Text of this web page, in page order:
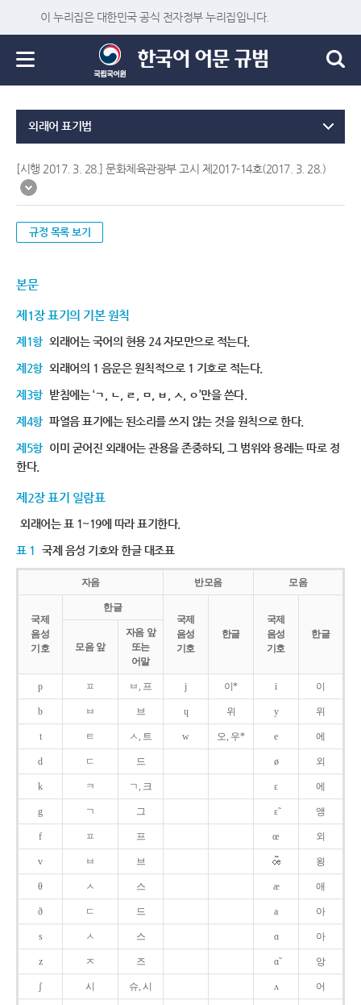
이 누리집은 대한민국 공식 전자정부 누리집입니다.
외래어 표기법
[시행 2017. 3. 28.] 문화체육관광부 고시 제2017-14호(2017. 3. 28.)
규정 목록 보기
본문
제1장 표기의 기본 원칙
제1항 외래어는 국어의 현용 24 자모만으로 적는다.
제2항 외래어의 1 음운은 원칙적으로 1 기호로 적는다.
제3항 받침에는 ‘ㄱ, ㄴ, ㄹ, ㅁ, ㅂ, ㅅ, ㅇ’만을 쓴다.
제4항 파열음 표기에는 된소리를 쓰지 않는 것을 원칙으로 한다.
제5항 이미 굳어진 외래어는 관용을 존중하되, 그 범위와 용례는 따로 정
한다.
제2장 표기 일람표
외래어는 표 1~19에 따라 표기한다.
표 1 국제 음성 기호와 한글 대조표
자음 반모음 모음
국제
음성
기호
한글
국제
음성
기호
한글
국제
음성
기호
한글
모음 앞
자음 앞
또는
어말
p ㅍ ㅂ, 프 j 이* i 이
b ㅂ 브 ɥ 위 y 위
t ㅌ ㅅ, 트 w 오, 우* e 에
d ㄷ 드 ø 외
k ㅋ ㄱ, 크 ɛ 에
g ㄱ 그 ɛ̃ 앵
f ㅍ 프 œ 외
v ㅂ 브 욍
θ ㅅ 스 æ 애
ð ㄷ 드 a 아
s ㅅ 스 ɑ 아
z ㅈ 즈 ɑ̃ 앙
ʃ 시 슈, 시 ʌ 어